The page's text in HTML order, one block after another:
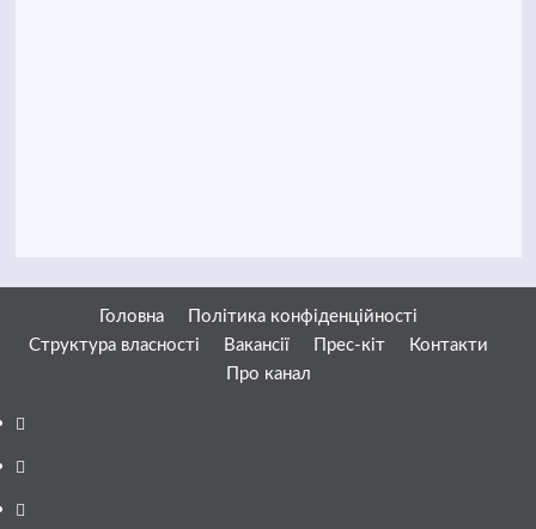
Головна
Політика конфіденційності
Структура власності
Вакансії Прес-кіт
Контакти
Про канал
Facebook
YouTube
Telegram